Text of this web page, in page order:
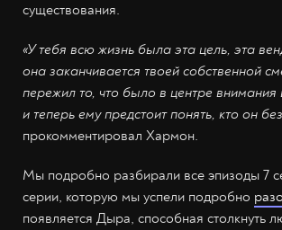
существования.
«У тебя всю жизнь была эта цель, эта
она заканчивается твоей собственной
пережил то, что было в центре внимания
и теперь ему предстоит понять, кто он
прокомментировал Хармон.
Мы подробно разбирали все эпизоды 7
серии, которую мы успели подробно
появляется Дыра, способная столкнуть